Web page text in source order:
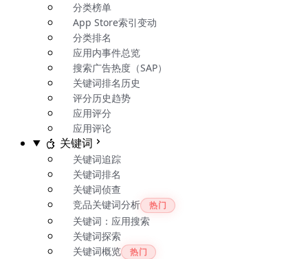
分类榜单
App Store索引变动
分类排名
应用内事件总览
搜索广告热度（SAP）
关键词排名历史
评分历史趋势
应用评分
应用评论
关键词
关键词追踪
关键词排名
关键词侦查
竞品关键词分析
热门
关键词：应用搜索
关键词探索
关键词概览
热门